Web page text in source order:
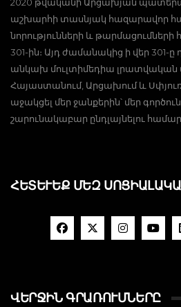
2020 թվականի Արցախյան
աշխարհի տասնյակ հազարավոր
նորությունների և
301-ին։ Այդ ժամանակից ի վեր
անկախ մուլտիմեդիա լրատվական
Հայաստանում, Արցախում և
աջակցել մեր ջանքերին՝ մեր
շարունակաբար ընդլայնելու
ՀԵՏԵՒԵՔ ՄԵԶ
ՎԵՐՋԻՆ ԳՐԱՌՈՒՄՆԵՐԸ